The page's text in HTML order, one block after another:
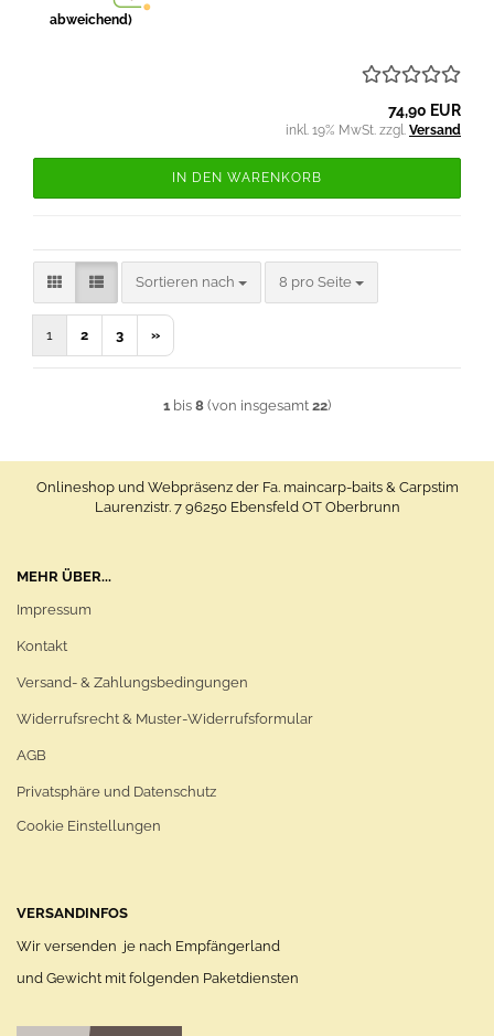
abweichend)
74,90 EUR
inkl. 19% MwSt. zzgl. Versand
IN DEN WARENKORB
Sortieren nach
Sortieren nach 8 pro Seite
pro Seite
1 2 3 »
1 bis 8 (von insgesamt 22)
Onlineshop und Webpräsenz der Fa. maincarp-baits & Carpstim
Laurenzistr. 7 96250 Ebensfeld OT Oberbrunn
MEHR ÜBER...
Impressum
Kontakt
Versand- & Zahlungsbedingungen
Widerrufsrecht & Muster-Widerrufsformular
AGB
Privatsphäre und Datenschutz
Cookie Einstellungen
VERSANDINFOS
Wir versenden je nach Empfängerland
und Gewicht mit folgenden Paketdiensten